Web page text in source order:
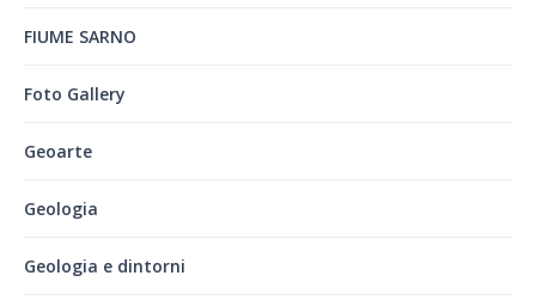
FIUME SARNO
Foto Gallery
Geoarte
Geologia
Geologia e dintorni